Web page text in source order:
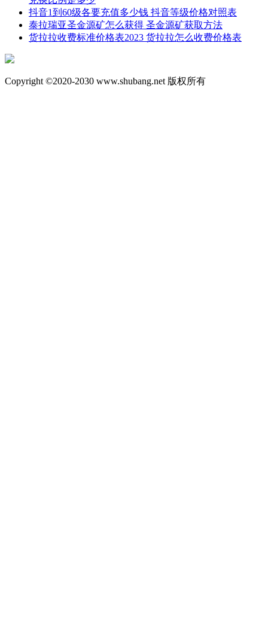
抖音1到60级各要充值多少钱 抖音等级价格对照表
泰拉瑞亚圣金源矿怎么获得 圣金源矿获取方法
货拉拉收费标准价格表2023 货拉拉怎么收费价格表
Copyright ©2020-2030 www.shubang.net 版权所有